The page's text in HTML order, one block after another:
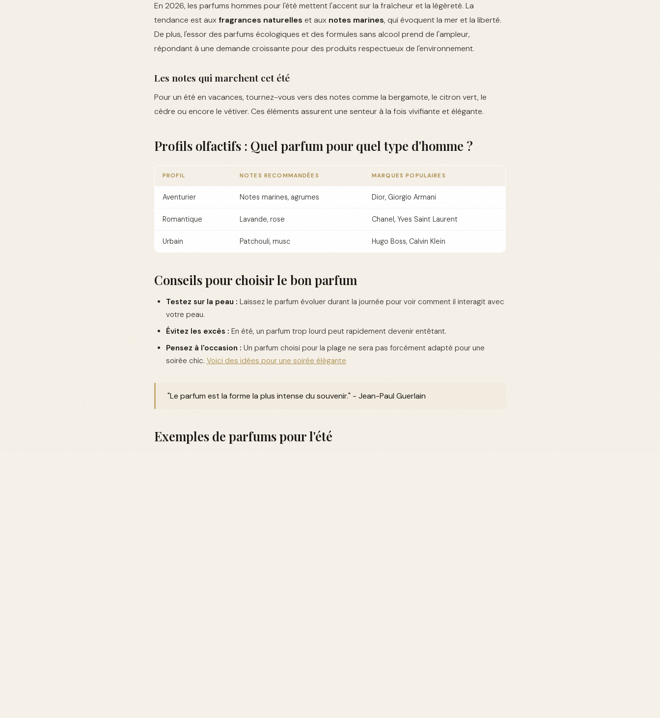
En 2026, les parfums hommes pour l'été mettent l'accent sur la fraîcheur et la légèreté. La
tendance est aux fragrances naturelles et aux notes marines, qui évoquent la mer et la liberté.
De plus, l'essor des parfums écologiques et des formules sans alcool prend de l'ampleur,
répondant à une demande croissante pour des produits respectueux de l'environnement.
Les notes qui marchent cet été
Pour un été en vacances, tournez-vous vers des notes comme la bergamote, le citron vert, le
cèdre ou encore le vétiver. Ces éléments assurent une senteur à la fois vivifiante et élégante.
Profils olfactifs : Quel parfum pour quel type d'homme ?
PROFIL NOTES RECOMMANDÉES MARQUES POPULAIRES
Aventurier Notes marines, agrumes Dior, Giorgio Armani
Romantique Lavande, rose Chanel, Yves Saint Laurent
Urbain Patchouli, musc Hugo Boss, Calvin Klein
Conseils pour choisir le bon parfum
Testez sur la peau : Laissez le parfum évoluer durant la journée pour voir comment il interagit avec
votre peau.
Évitez les excès : En été, un parfum trop lourd peut rapidement devenir entêtant.
Pensez à l'occasion : Un parfum choisi pour la plage ne sera pas forcément adapté pour une
soirée chic. Voici des idées pour une soirée élégante
"Le parfum est la forme la plus intense du souvenir." - Jean-Paul Guerlain
Exemples de parfums pour l'été